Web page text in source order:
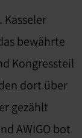
Kasseler
bewährte
Kongressteil
dort über
gezählt
AWIGO bot